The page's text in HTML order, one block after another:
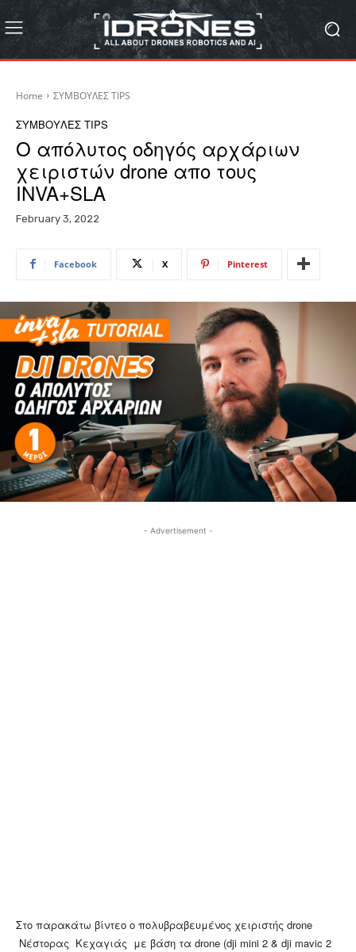
Home ΣΥΜΒΟΥΛΕΣ TIPS
ΣΥΜΒΟΥΛΕΣ TIPS
Ο απόλυτος οδηγός αρχάριων
χειριστών drone απο τους
INVA+SLA
February 3, 2022
Facebook X Pinterest
- Advertisement -
Στο παρακάτω βίντεο ο πολυβραβευμένος χειριστής drone
Νέστορας Κεχαγιάς με βάση τα drone (dji mini 2 & dji mavic 2